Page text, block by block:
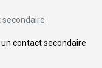
secondaire
contact secondaire